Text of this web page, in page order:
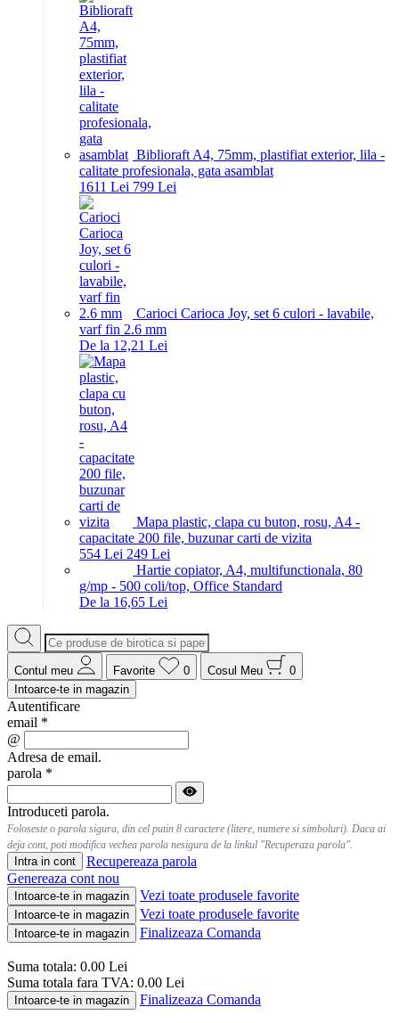
Biblioraft A4, 75mm, plastifiat exterior, lila -
calitate profesionala, gata asamblat
1611 Lei 799 Lei
Carioci Carioca Joy, set 6 culori - lavabile,
varf fin 2.6 mm
De la 12,21 Lei
Mapa plastic, clapa cu buton, rosu, A4 -
capacitate 200 file, buzunar carti de vizita
554 Lei 249 Lei
Hartie copiator, A4, multifunctionala, 80
g/mp - 500 coli/top, Office Standard
De la 16,65 Lei
Contul meu Favorite 0 Cosul Meu
0
Intoarce-te in magazin
Autentificare
email *
@
Adresa de email.
parola *
Introduceti parola.
Foloseste o parola sigura, din cel putin 8 caractere (litere, numere si simboluri). Daca ai
deja cont, poti modifica vechea parola nesigura de la linkul "Recuperaza parola".
Intra in cont
Recupereaza parola
Genereaza cont nou
Intoarce-te in magazin Vezi toate produsele favorite
Intoarce-te in magazin Vezi toate produsele favorite
Intoarce-te in magazin Finalizeaza Comanda
Suma totala: 0.00 Lei
Suma totala fara TVA: 0.00 Lei
Intoarce-te in magazin Finalizeaza Comanda